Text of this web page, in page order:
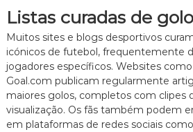
Listas curadas de
Muitos sites e blogs desportivos
icónicos de futebol, frequentemente
jogadores específicos. Websites
Goal.com publicam regularmente
maiores golos, completos com clipes
visualização. Os fãs também podem
em plataformas de redes sociais